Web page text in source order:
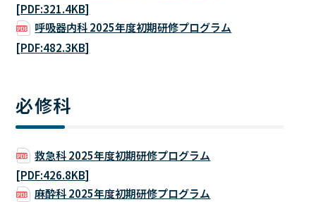
[PDF:321.4KB]
呼吸器内科 2025年度初期研修プログラム
[PDF:482.3KB]
必修科
救急科 2025年度初期研修プログラム
[PDF:426.8KB]
麻酔科 2025年度初期研修プログラム